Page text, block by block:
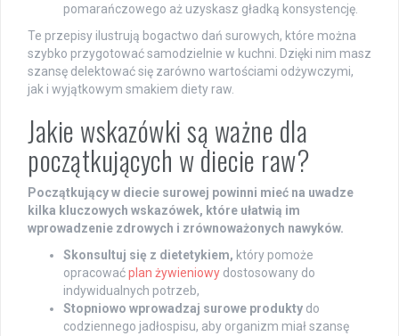
pomarańczowego aż uzyskasz gładką konsystencję.
Te przepisy ilustrują bogactwo dań surowych, które można
szybko przygotować samodzielnie w kuchni. Dzięki nim masz
szansę delektować się zarówno wartościami odżywczymi,
jak i wyjątkowym smakiem diety raw.
Jakie wskazówki są ważne dla
początkujących w diecie raw?
Początkujący w diecie surowej powinni mieć na uwadze
kilka kluczowych wskazówek, które ułatwią im
wprowadzenie zdrowych i zrównoważonych nawyków.
Skonsultuj się z dietetykiem, który pomoże
opracowaćplan żywieniowy dostosowany do
indywidualnych potrzeb,
Stopniowo wprowadzaj surowe produkty do
codziennego jadłospisu, aby organizm miał szansę